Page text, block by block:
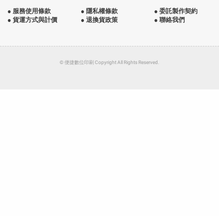
● 服務使用條款 ● 隱私權條款
● 委託製作契約
● 貨運方式與計價
● 退換貨政策 ● 聯絡我們
© 便捷數位印刷 Copyright All Rights Reserved.